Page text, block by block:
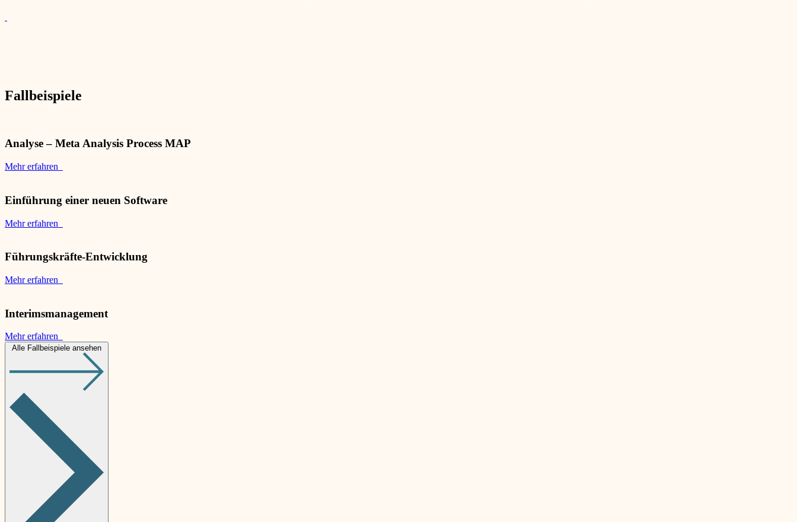
Fallbeispiele
Analyse – Meta Analysis Process MAP
Mehr erfahren
Einführung einer neuen Software
Mehr erfahren
Führungskräfte-Entwicklung
Mehr erfahren
Interimsmanagement
Mehr erfahren
Alle Fallbeispiele ansehen